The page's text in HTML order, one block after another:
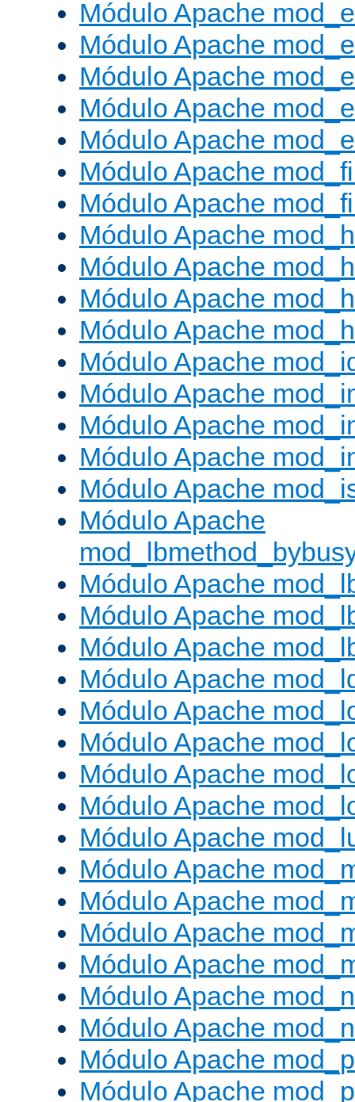
Módulo Apache
Módulo Apache
Módulo Apache
Módulo Apache
Módulo Apache
Módulo Apache
Módulo Apache
Módulo Apache
Módulo Apache
Módulo Apache
Módulo Apache
Módulo Apache
Módulo Apache
Módulo Apache
Módulo Apache
Módulo Apache
Módulo Apache
Módulo Apache
Módulo Apache
Módulo Apache
Módulo Apache
Módulo Apache
Módulo Apache
Módulo Apache
Módulo Apache
Módulo Apache
Módulo Apache
Módulo Apache
Módulo Apache
Módulo Apache
Módulo Apache
Módulo Apache
Módulo Apache
Módulo Apache